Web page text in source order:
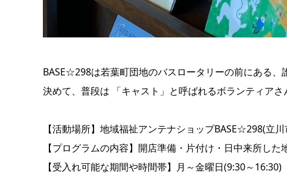
BASE☆298は若葉町団地のバスロータリーの前にある
決めて、普段は 「キャスト」と呼ばれるボランティアさ
【活動場所】地域福祉アンテナショップBASE☆298(立
【プログラムの内容】開店準備・片付け・日中来所し
【受入れ可能な期間や時間帯】月～金曜日(9:30～